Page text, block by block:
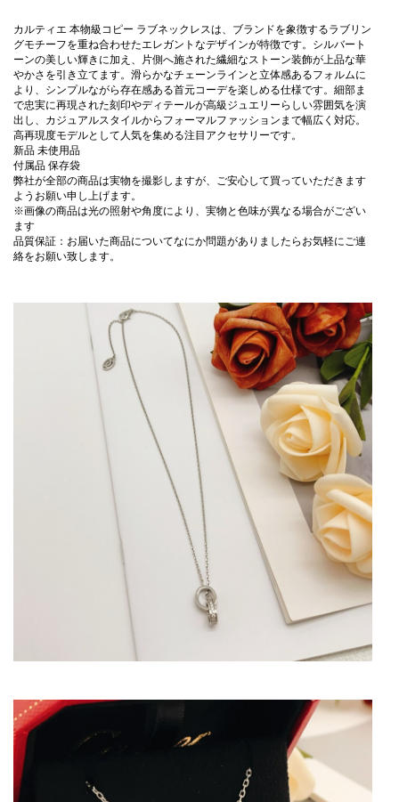
カルティエ 本物級コピー ラブネックレスは、ブランドを象徴するラブリン
グモチーフを重ね合わせたエレガントなデザインが特徴です。シルバート
ーンの美しい輝きに加え、片側へ施された繊細なストーン装飾が上品な華
やかさを引き立てます。滑らかなチェーンラインと立体感あるフォルムに
より、シンプルながら存在感ある首元コーデを楽しめる仕様です。細部ま
で忠実に再現された刻印やディテールが高級ジュエリーらしい雰囲気を演
出し、カジュアルスタイルからフォーマルファッションまで幅広く対応。
高再現度モデルとして人気を集める注目アクセサリーです。
新品 未使用品
付属品 保存袋
弊社が全部の商品は実物を撮影しますが、ご安心して買っていただきます
ようお願い申し上げます。
※画像の商品は光の照射や角度により、実物と色味が異なる場合がござい
ます
品質保証：お届いた商品についてなにか問題がありましたらお気軽にご連
絡をお願い致します。